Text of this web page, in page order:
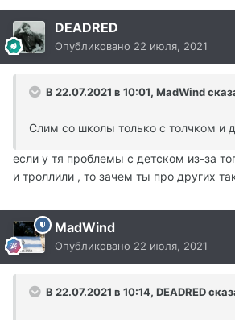
DEADRED
Опубликовано 22 июля, 2021
В 22.07.2021 в 10:01, MadWind
Слим со школы только с толчком и
если у тя проблемы с детском из-за
и троллили , то зачем ты про других
MadWind
Опубликовано 22 июля, 2021
В 22.07.2021 в 10:14, DEADRED